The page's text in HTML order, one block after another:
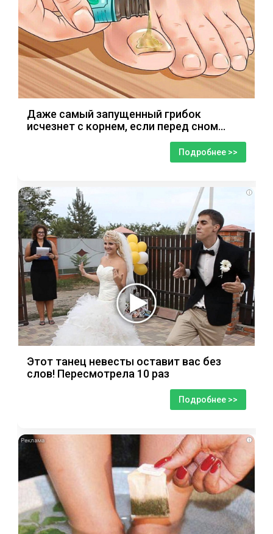
Даже самый запущенный грибок
исчезнет с корнем, если перед сном…
Подробнее >>
i
Этот танец невесты оставит вас без
слов! Пересмотрела 10 раз
Подробнее >>
i